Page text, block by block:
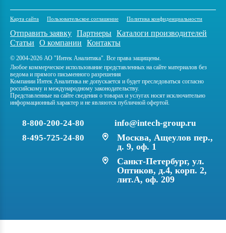
Карта сайта Пользовательское соглашение Политика конфиденциальности
Отправить заявку Партнеры Каталоги производителей
Статьи
О компании Контакты
© 2004-2026 АО "Интек Аналитика". Все права защищены.
Любое коммерческое использование представленных на сайте материалов без
ведома и прямого письменного разрешения
Компании Интек Аналитика не допускается и будет преследоваться согласно
российскому и международному законодательству.
Представленные на сайте сведения о товарах и услугах носят исключительно
информационный характер и не являются публичной офертой.
8-800-200-24-80
8-495-725-24-80
info@intech-group.ru
Москва, Ащеулов пер.,
д. 9, оф. 1
Санкт-Петербург, ул.
Оптиков, д.4, корп. 2,
лит.А, оф. 209